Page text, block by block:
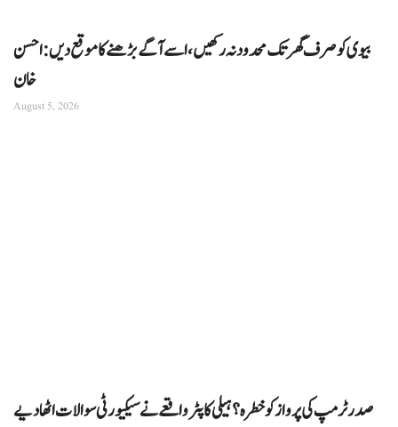
بیوی کو صرف گھر تک محدود نہ رکھیں، اسے آگے بڑھنے کا موقع دیں: احسن
خان
August 5, 2026
صدر ٹرمپ کی پرواز کو خطرہ؟ ہیلی کاپٹر واقعے نے سیکیورٹی سوالات اٹھا دیے